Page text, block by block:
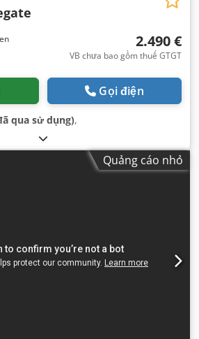
2.490 €
VB chưa bao gồm thuế GTGT
Gọi điện
qua sử dụng),
Quảng cáo nhỏ